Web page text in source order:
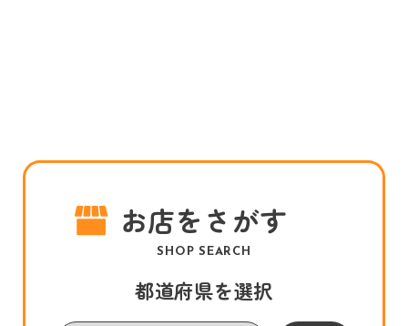
お店をさがす
SHOP SEARCH
都道府県を選択